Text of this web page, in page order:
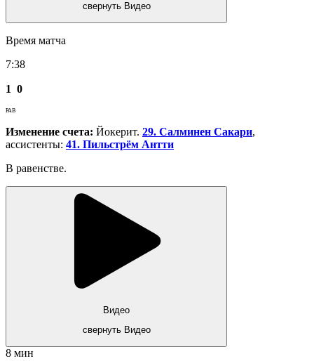
свернуть Видео
Время матча
7:38
1 0
РАВ
Изменение счета: Йокерит. 29. Салминен Сакари,
ассистенты: 41. Пильстрём Антти
В равенстве.
Видео
свернуть Видео
8 мин